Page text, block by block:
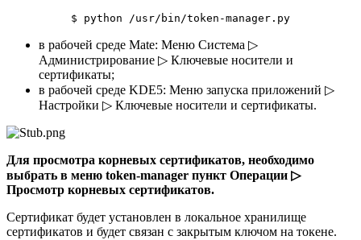
$ python /usr/bin/token-manager.py
в рабочей среде Mate: Меню Система ▷
Администрирование ▷ Ключевые носители и
сертификаты;
в рабочей среде KDE5: Меню запуска приложений ▷
Настройки ▷ Ключевые носители и сертификаты.
Для просмотра корневых сертификатов, необходимо
выбрать в меню token-manager пункт Операции ▷
Просмотр корневых сертификатов.
Сертификат будет установлен в локальное хранилище
сертификатов и будет связан с закрытым ключом на токене.